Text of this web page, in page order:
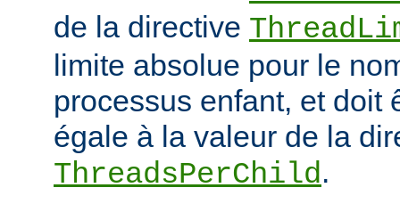
de la directive
limite absolue pour le
processus enfant, et doit
égale à la valeur de la
ThreadsPerChild.